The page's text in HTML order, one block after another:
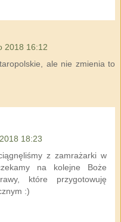
2018 16:12
ale nie zmienia to
18:23
z zamrażarki w
na kolejne Boże
które przygotowuję
:)